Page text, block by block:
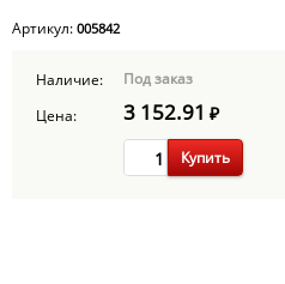
Артикул: 005842
Наличие:
Под заказ
Цена:
3 152.91 ₽
Купить